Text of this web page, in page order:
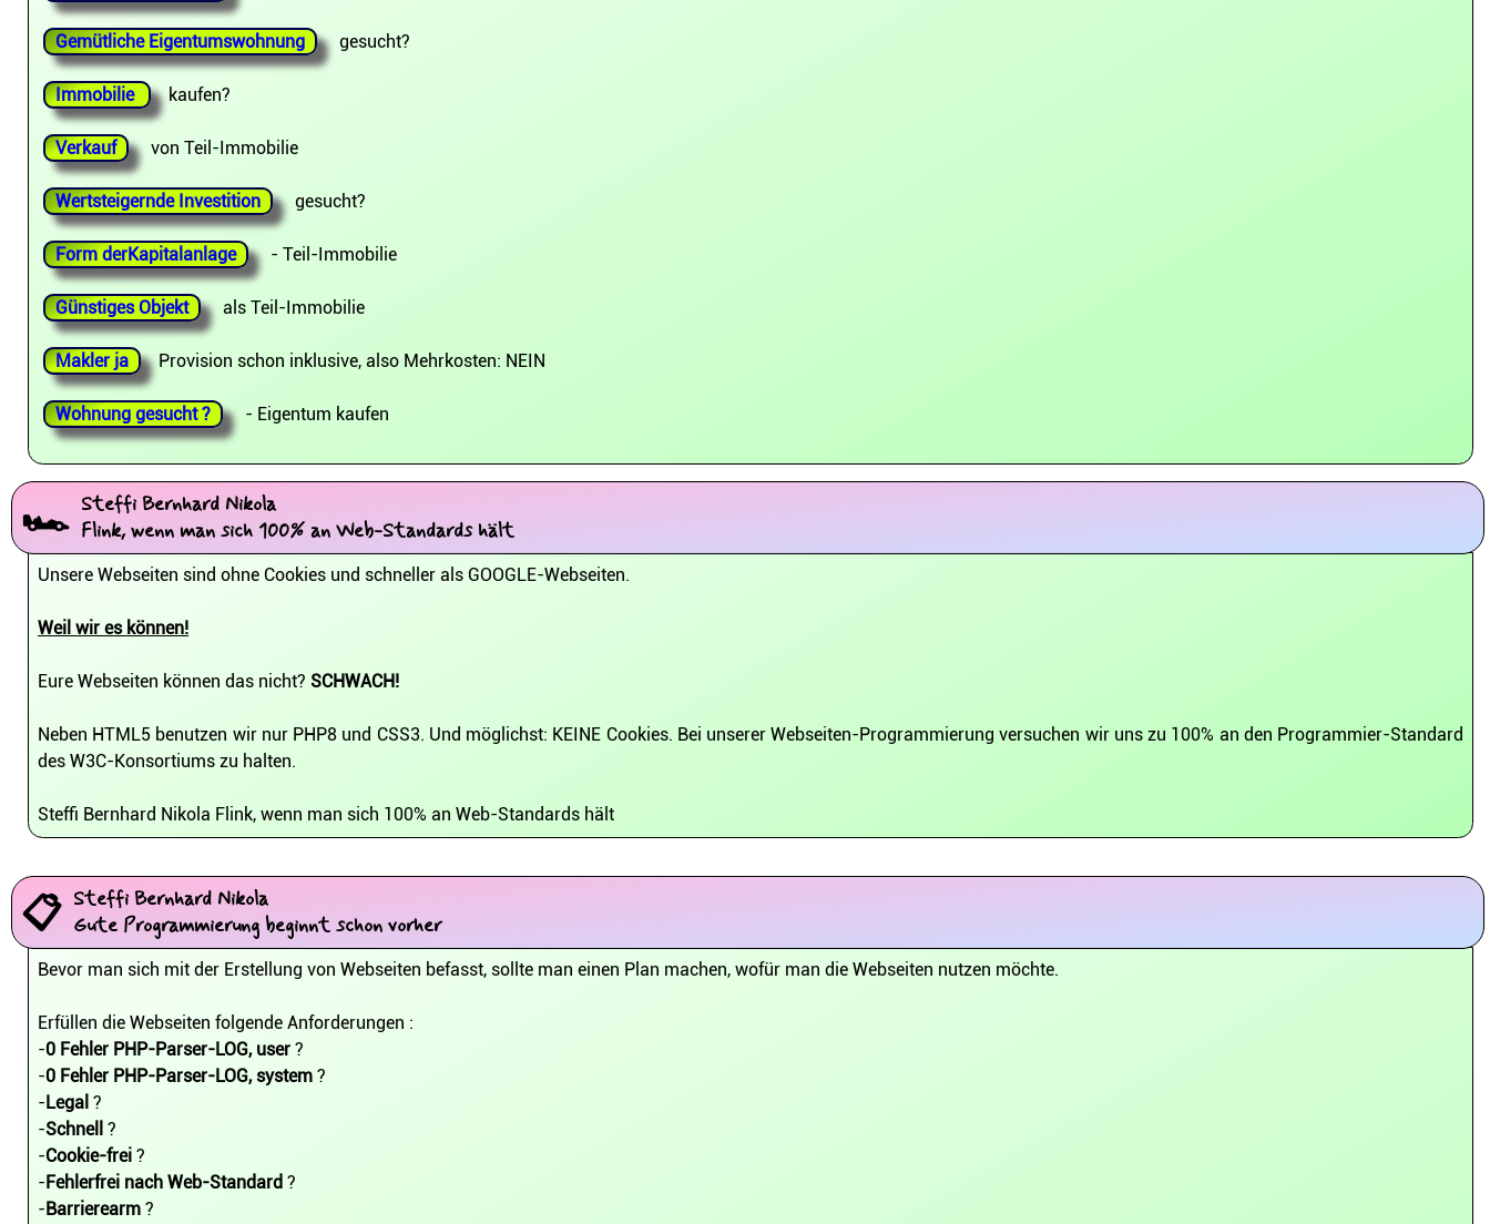
Gemütliche Eigentumswohnung gesucht?
Immobilie kaufen?
Verkauf von Teil-Immobilie
Wertsteigernde Investition gesucht?
Form derKapitalanlage - Teil-Immobilie
Günstiges Objekt als Teil-Immobilie
Makler ja Provision schon inklusive, also Mehrkosten: NEIN
Wohnung gesucht ? - Eigentum kaufen
🏎 Steffi Bernhard Nikola
Flink, wenn man sich 100% an Web-Standards hält
Unsere Webseiten sind ohne Cookies und schneller als GOOGLE-Webseiten.
Weil wir es können!
Eure Webseiten können das nicht? SCHWACH!
Neben HTML5 benutzen wir nur PHP8 und CSS3. Und möglichst: KEINE Cookies. Bei unserer Webseiten-Programmierung versuchen wir uns zu 100% an den Programmier-Standard
des W3C-Konsortiums zu halten.
Steffi Bernhard Nikola Flink, wenn man sich 100% an Web-Standards hält
📋 Steffi Bernhard Nikola
Gute Programmierung beginnt schon vorher
Bevor man sich mit der Erstellung von Webseiten befasst, sollte man einen Plan machen, wofür man die Webseiten nutzen möchte.
Erfüllen die Webseiten folgende Anforderungen :
-0 Fehler PHP-Parser-LOG, user ?
-0 Fehler PHP-Parser-LOG, system ?
-Legal ?
-Schnell ?
-Cookie-frei ?
-Fehlerfrei nach Web-Standard ?
-Barrierearm ?